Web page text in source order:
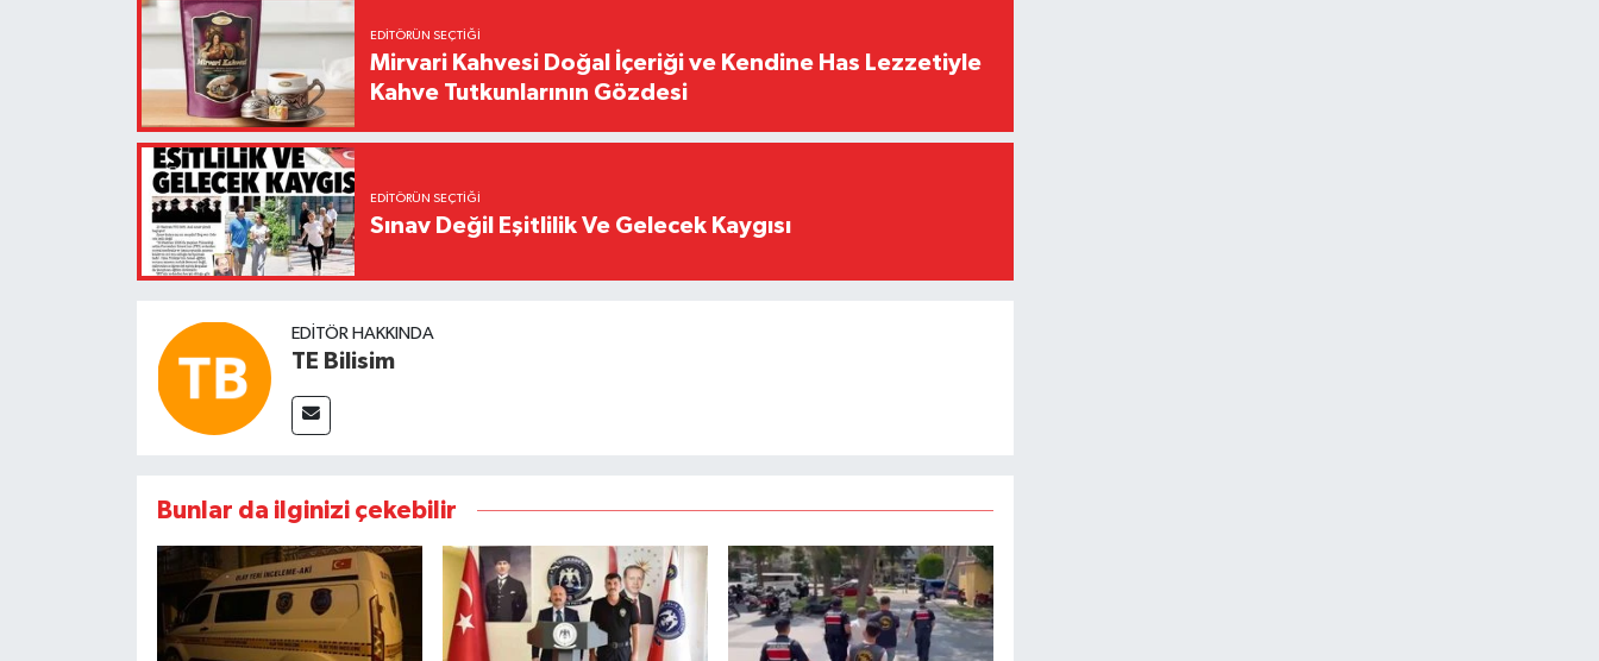
EDITÖRÜN SEÇTIĞI
Mirvari Kahvesi Doğal İçeriği ve Kendine Has Lezzetiyle
Kahve Tutkunlarının Gözdesi
EDITÖRÜN SEÇTIĞI
Sınav Değil Eşitlilik Ve Gelecek Kaygısı
EDITÖR HAKKINDA
TE Bilisim
Bunlar da ilginizi çekebilir